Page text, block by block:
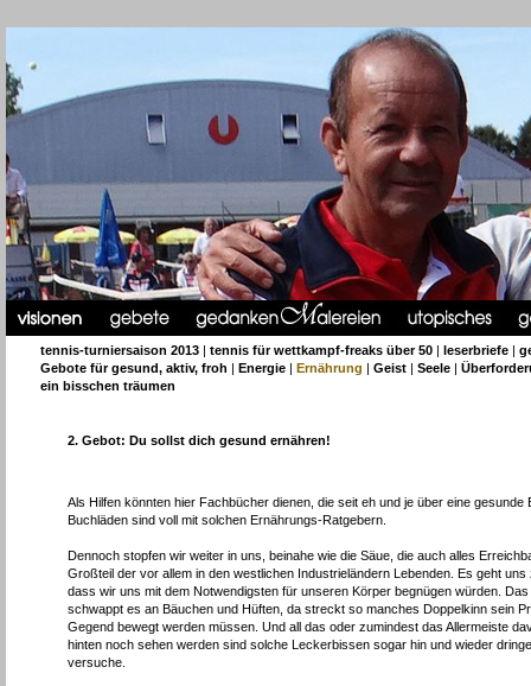
tennis-turniersaison 2013 |tennis für wettkampf-freaks über 50 |leserbriefe |
Gebote für gesund, aktiv, froh |Energie |Ernährung |Geist |Seele |
ein bisschen träumen
2. Gebot: Du sollst dich gesund ernähren!
Als Hilfen könnten hier Fachbücher dienen, die seit eh und je über eine
Buchläden sind voll mit solchen Ernährungs-Ratgebern.
Dennoch stopfen wir weiter in uns, beinahe wie die Säue, die auch alles
Großteil der vor allem in den westlichen Industrieländern Lebenden. Es geht
dass wir uns mit dem Notwendigsten für unseren Körper begnügen würden.
schwappt es an Bäuchen und Hüften, da streckt so manches Doppelkinn sein
Gegend bewegt werden müssen. Und all das oder zumindest das Allermeiste
hinten noch sehen werden sind solche Leckerbissen sogar hin und wieder
versuche.